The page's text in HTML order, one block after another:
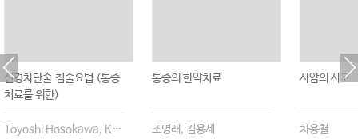
신경차단술.침술요법 (통증
치료를 위한)
Toyoshi Hosokawa, Keisou Ishimaru
통증의 한약치료
조명래, 김용세
사암의 사고
차용철